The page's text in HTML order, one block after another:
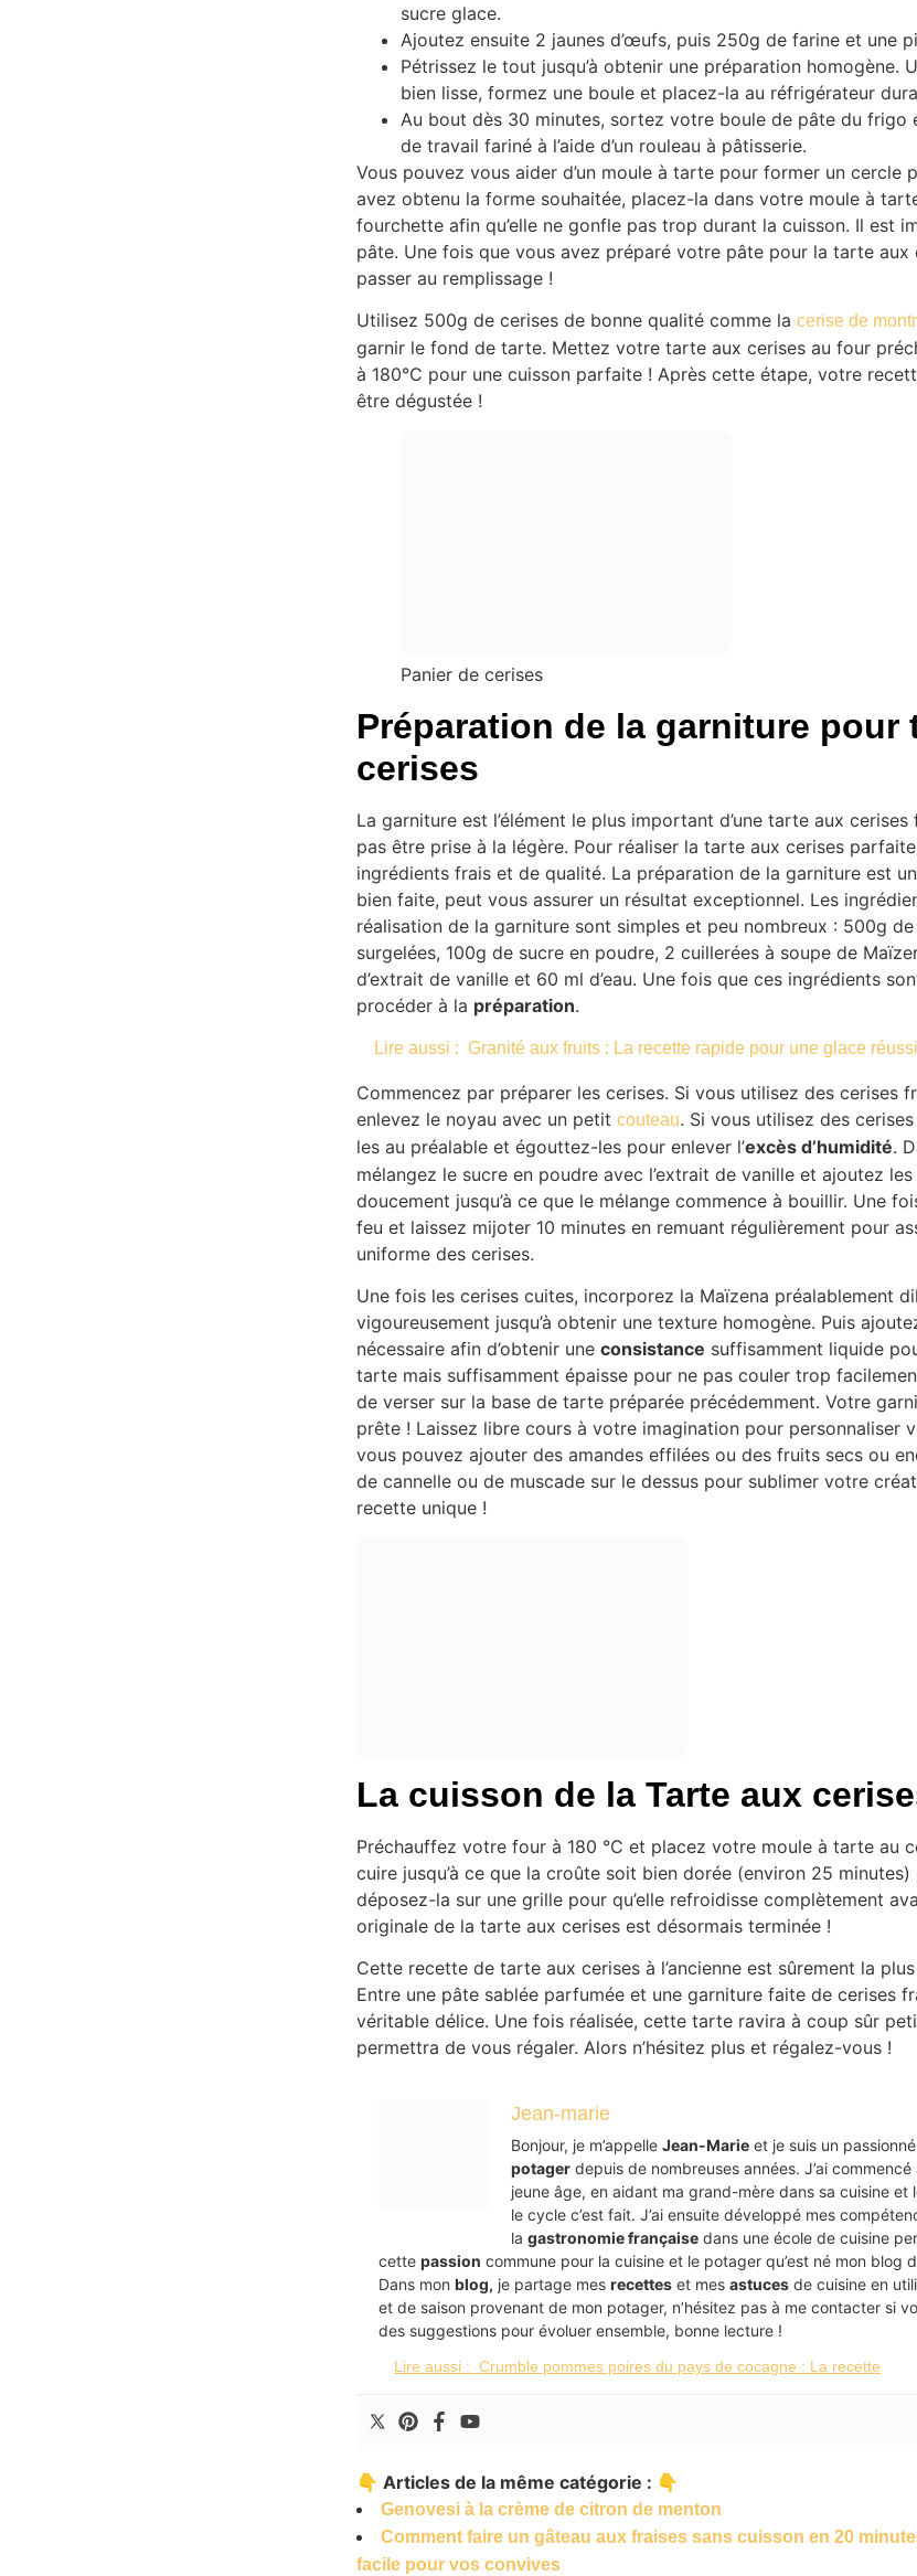
sucre glace.
Ajoutez ensuite 2 jaunes d’œufs, puis 250g de farine et une
Pétrissez le tout jusqu’à obtenir une préparation homogène.
bien lisse, formez une boule et placez-la au réfrigérateur
Au bout dès 30 minutes, sortez votre boule de pâte du frigo
de travail fariné à l’aide d’un rouleau à pâtisserie.
Vous pouvez vous aider d’un moule à tarte pour former un cercle
avez obtenu la forme souhaitée, placez-la dans votre moule à
fourchette afin qu’elle ne gonfle pas trop durant la cuisson. Il est
pâte. Une fois que vous avez préparé votre pâte pour la tarte aux
passer au remplissage !
Utilisez 500g de cerises de bonne qualité comme lacerise de
garnir le fond de tarte. Mettez votre tarte aux cerises au four
à 180°C pour une cuisson parfaite ! Après cette étape, votre
être dégustée !
Panier de cerises
Préparation de la garniture pour
cerises
La garniture est l’élément le plus important d’une tarte aux
pas être prise à la légère. Pour réaliser la tarte aux cerises
ingrédients frais et de qualité. La préparation de la garniture est
bien faite, peut vous assurer un résultat exceptionnel. Les
réalisation de la garniture sont simples et peu nombreux : 500g
surgelées, 100g de sucre en poudre, 2 cuillerées à soupe de
d’extrait de vanille et 60 ml d’eau. Une fois que ces ingrédients
procéder à la préparation.
Lire aussi : Granité aux fruits : La recette rapide pour une glace
Commencez par préparer les cerises. Si vous utilisez des cerises
enlevez le noyau avec un petitcouteau. Si vous utilisez des
les au préalable et égouttez-les pour enlever l’excès d’humidité.
mélangez le sucre en poudre avec l’extrait de vanille et ajoutez
doucement jusqu’à ce que le mélange commence à bouillir. Une
feu et laissez mijoter 10 minutes en remuant régulièrement pour
uniforme des cerises.
Une fois les cerises cuites, incorporez la Maïzena préalablement
vigoureusement jusqu’à obtenir une texture homogène. Puis
nécessaire afin d’obtenir uneconsistance suffisamment liquide
tarte mais suffisamment épaisse pour ne pas couler trop
de verser sur la base de tarte préparée précédemment. Votre
prête ! Laissez libre cours à votre imagination pour personnaliser
vous pouvez ajouter des amandes effilées ou des fruits secs ou
de cannelle ou de muscade sur le dessus pour sublimer votre
recette unique !
La cuisson de la Tarte aux
Préchauffez votre four à 180 °C et placez votre moule à tarte au
cuire jusqu’à ce que la croûte soit bien dorée (environ 25
déposez-la sur une grille pour qu’elle refroidisse complètement
originale de la tarte aux cerises est désormais terminée !
Cette recette de tarte aux cerises à l’ancienne est sûrement la
Entre une pâte sablée parfumée et une garniture faite de cerises
véritable délice. Une fois réalisée, cette tarte ravira à coup sûr
permettra de vous régaler. Alors n’hésitez plus et régalez-vous !
Jean-marie
Bonjour, je m’appelleJean-Marie et je suis un
potager depuis de nombreuses années. J’ai
jeune âge, en aidant ma grand-mère dans sa cuisine
le cycle c’est fait. J’ai ensuite développé mes
lagastronomie française dans une école de cuisine
cettepassion commune pour la cuisine et le potager qu’est né mon blog
Dans monblog, je partage mesrecettes et mesastuces de cuisine en
et de saison provenant de mon potager, n’hésitez pas à me contacter si
des suggestions pour évoluer ensemble, bonne lecture !
Lire aussi : Crumble pommes poires du pays de cocagne : La recette
👇 Articles de la même catégorie : 👇
Genovesi à la crème de citron de menton
Comment faire un gâteau aux fraises sans cuisson en 20
facile pour vos convives